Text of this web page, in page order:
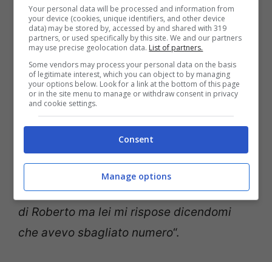
oggi avrebbe raggiunto quasi la maggiore
età. Alla vista di queste immagini,la donna
scoppia in lacrime.
Noi abitavamo insieme, Roberto aveva
problemi di lavoro
giorno mi fà: “Anna, io vado a Milano
perchè ho trovato lavoro” e io mi fidai. Mi
telefonava sempre. Ad Agosto, lo telefonai
e mi rispose lei, le dissi che ero la moglie
di Roberto ma lei mi rispose dicendomi
che avevo sbagliato numero“.
Your personal data will be processed and information from
your device (cookies, unique identifiers, and other device
data) may be stored by, accessed by and shared with 319
partners, or used specifically by this site. We and our partners
may use precise geolocation data. List of partners.
Some vendors may process your personal data on the basis
of legitimate interest, which you can object to by managing
your options below. Look for a link at the bottom of this page
or in the site menu to manage or withdraw consent in privacy
and cookie settings.
Consent
Manage options